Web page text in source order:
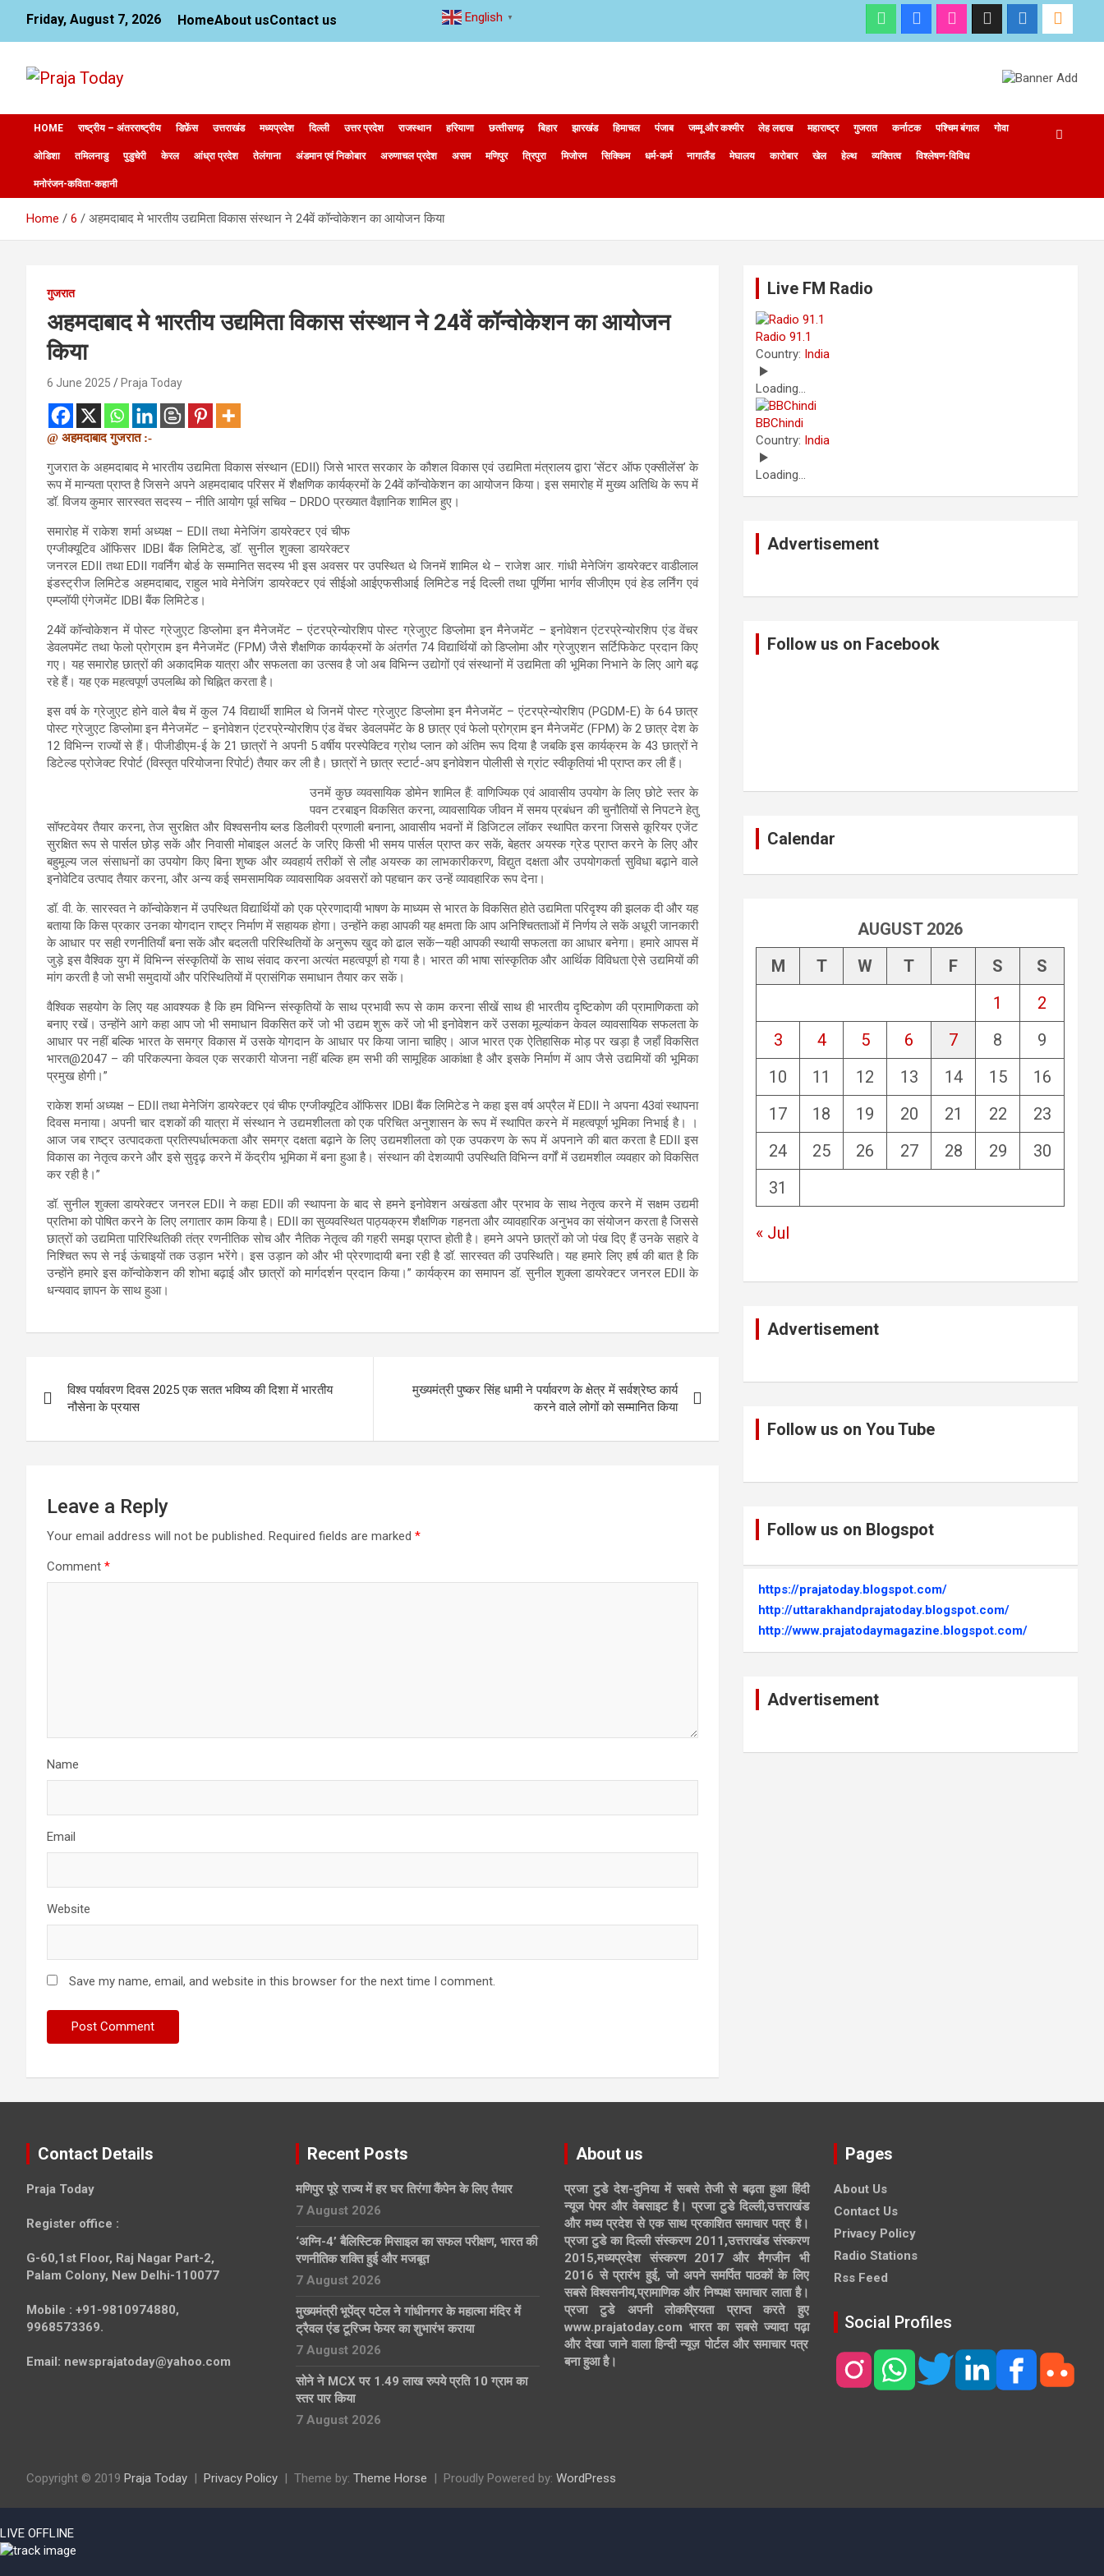
content
Friday, August 7, 2026 HomeAbout usContact us
Praja Today
HOME राष्ट्रीय – अंतरराष्ट्रीय डिफ़ेंस उत्तराखंड मध्यप्रदेश दिल्ली उत्तर प्रदेश राजस्थान हरियाणा छत्‍तीसगढ़ बिहार झारखंड हिमाचल पंजाब जम्मू और कश्मीर लेह लद्दाख महाराष्ट्र गुजरात कर्नाटक पश्चिम बंगाल गोवा
ओडिशा तमिलनाडु पुडुचेरी केरल आंध्रा प्रदेश तेलंगाना अंडमान एवं निकोबार अरुणाचल प्रदेश असम मणिपुर त्रिपुरा मिजोरम सिक्किम धर्म-कर्म नागालैंड मेघालय कारोबार खेल हेल्थ व्यक्तित्व विश्लेषण-विविध
मनोरंजन-कविता-कहानी
Home 6 अहमदाबाद मे भारतीय उद्यमिता विकास संस्थान ने 24वें कॉन्वोकेशन का आयोजन किया
गुजरात
अहमदाबाद मे भारतीय उद्यमिता विकास संस्थान ने 24वें कॉन्वोकेशन का आयोजन
किया
6 June 2025 Praja Today
@ अहमदाबाद गुजरात :-
गुजरात के अहमदाबाद मे भारतीय उद्यमिता विकास संस्थान (EDII) जिसे भारत सरकार के कौशल विकास एवं उद्यमिता मंत्रालय द्वारा ‘सेंटर ऑफ एक्सीलेंस’ के
रूप में मान्यता प्राप्त है जिसने अपने अहमदाबाद परिसर में शैक्षणिक कार्यक्रमों के 24वें कॉन्वोकेशन का आयोजन किया। इस समारोह में मुख्य अतिथि के रूप में
डॉ. विजय कुमार सारस्वत सदस्य – नीति आयोग पूर्व सचिव – DRDO प्रख्यात वैज्ञानिक शामिल हुए।
समारोह में राकेश शर्मा अध्यक्ष – EDII तथा मेनेजिंग डायरेक्टर एवं चीफ
एग्जीक्यूटिव ऑफिसर IDBI बैंक लिमिटेड, डॉ. सुनील शुक्ला डायरेक्टर
जनरल EDII तथा EDII गवर्निंग बोर्ड के सम्मानित सदस्य भी इस अवसर पर उपस्थित थे जिनमें शामिल थे – राजेश आर. गांधी मेनेजिंग डायरेक्टर वाडीलाल
इंडस्ट्रीज लिमिटेड अहमदाबाद, राहुल भावे मेनेजिंग डायरेक्टर एवं सीईओ आईएफसीआई लिमिटेड नई दिल्ली तथा पूर्णिमा भार्गव सीजीएम एवं हेड लर्निंग एवं
एम्प्लॉयी एंगेजमेंट IDBI बैंक लिमिटेड।
24वें कॉन्वोकेशन में पोस्ट ग्रेजुएट डिप्लोमा इन मैनेजमेंट – एंटरप्रेन्योरशिप पोस्ट ग्रेजुएट डिप्लोमा इन मैनेजमेंट – इनोवेशन एंटरप्रेन्योरशिप एंड वेंचर
डेवलपमेंट तथा फेलो प्रोग्राम इन मैनेजमेंट (FPM) जैसे शैक्षणिक कार्यक्रमों के अंतर्गत 74 विद्यार्थियों को डिप्लोमा और ग्रेजुएशन सर्टिफिकेट प्रदान किए
गए। यह समारोह छात्रों की अकादमिक यात्रा और सफलता का उत्सव है जो अब विभिन्न उद्योगों एवं संस्थानों में उद्यमिता की भूमिका निभाने के लिए आगे बढ़
रहे हैं। यह एक महत्वपूर्ण उपलब्धि को चिह्नित करता है।
इस वर्ष के ग्रेजुएट होने वाले बैच में कुल 74 विद्यार्थी शामिल थे जिनमें पोस्ट ग्रेजुएट डिप्लोमा इन मैनेजमेंट – एंटरप्रेन्योरशिप (PGDM-E) के 64 छात्र
पोस्ट ग्रेजुएट डिप्लोमा इन मैनेजमेंट – इनोवेशन एंटरप्रेन्योरशिप एंड वेंचर डेवलपमेंट के 8 छात्र एवं फेलो प्रोग्राम इन मैनेजमेंट (FPM) के 2 छात्र देश के
12 विभिन्न राज्यों से हैं। पीजीडीएम-ई के 21 छात्रों ने अपनी 5 वर्षीय परस्पेक्टिव ग्रोथ प्लान को अंतिम रूप दिया है जबकि इस कार्यक्रम के 43 छात्रों ने
डिटेल्ड प्रोजेक्ट रिपोर्ट (विस्तृत परियोजना रिपोर्ट) तैयार कर ली है। छात्रों ने छात्र स्टार्ट-अप इनोवेशन पोलीसी से ग्रांट स्वीकृतियां भी प्राप्त कर ली हैं।
उनमें कुछ व्यवसायिक डोमेन शामिल हैं: वाणिज्यिक एवं आवासीय उपयोग के लिए छोटे स्तर के
पवन टरबाइन विकसित करना, व्यावसायिक जीवन में समय प्रबंधन की चुनौतियों से निपटने हेतु
सॉफ्टवेयर तैयार करना, तेज सुरक्षित और विश्वसनीय ब्लड डिलीवरी प्रणाली बनाना, आवासीय भवनों में डिजिटल लॉकर स्थापित करना जिससे कूरियर एजेंट
सुरक्षित रूप से पार्सल छोड़ सकें और निवासी मोबाइल अलर्ट के जरिए किसी भी समय पार्सल प्राप्त कर सकें, बेहतर अयस्क ग्रेड प्राप्त करने के लिए और
बहुमूल्य जल संसाधनों का उपयोग किए बिना शुष्क और व्यवहार्य तरीकों से लौह अयस्क का लाभकारीकरण, विद्युत दक्षता और उपयोगकर्ता सुविधा बढ़ाने वाले
इनोवेटिव उत्पाद तैयार करना, और अन्य कई समसामयिक व्यावसायिक अवसरों को पहचान कर उन्हें व्यावहारिक रूप देना।
डॉ. वी. के. सारस्वत ने कॉन्वोकेशन में उपस्थित विद्यार्थियों को एक प्रेरणादायी भाषण के माध्यम से भारत के विकसित होते उद्यमिता परिदृश्य की झलक दी और यह
बताया कि किस प्रकार उनका योगदान राष्ट्र निर्माण में सहायक होगा। उन्होंने कहा आपकी यह क्षमता कि आप अनिश्चितताओं में निर्णय ले सकें अधूरी जानकारी
के आधार पर सही रणनीतियाँ बना सकें और बदलती परिस्थितियों के अनुरूप खुद को ढाल सकें—यही आपकी स्थायी सफलता का आधार बनेगा। हमारे आपस में
जुड़े इस वैश्विक युग में विभिन्न संस्कृतियों के साथ संवाद करना अत्यंत महत्वपूर्ण हो गया है। भारत की भाषा सांस्कृतिक और आर्थिक विविधता ऐसे उद्यमियों की
मांग करती है जो सभी समुदायों और परिस्थितियों में प्रासंगिक समाधान तैयार कर सकें।
वैश्विक सहयोग के लिए यह आवश्यक है कि हम विभिन्न संस्कृतियों के साथ प्रभावी रूप से काम करना सीखें साथ ही भारतीय दृष्टिकोण की प्रामाणिकता को
बनाए रखें। उन्होंने आगे कहा आप जो भी समाधान विकसित करें जो भी उद्यम शुरू करें जो भी इनोवेशन करें उसका मूल्यांकन केवल व्यावसायिक सफलता के
आधार पर नहीं बल्कि भारत के समग्र विकास में उसके योगदान के आधार पर किया जाना चाहिए। आज भारत एक ऐतिहासिक मोड़ पर खड़ा है जहाँ विकसित
भारत@2047 – की परिकल्पना केवल एक सरकारी योजना नहीं बल्कि हम सभी की सामूहिक आकांक्षा है और इसके निर्माण में आप जैसे उद्यमियों की भूमिका
प्रमुख होगी।”
राकेश शर्मा अध्यक्ष – EDII तथा मेनेजिंग डायरेक्टर एवं चीफ एग्जीक्यूटिव ऑफिसर IDBI बैंक लिमिटेड ने कहा इस वर्ष अप्रैल में EDII ने अपना 43वां स्थापना
दिवस मनाया। अपनी चार दशकों की यात्रा में संस्थान ने उद्यमशीलता को एक परिचित अनुशासन के रूप में स्थापित करने में महत्वपूर्ण भूमिका निभाई है। ।
आज जब राष्ट्र उत्पादकता प्रतिस्पर्धात्मकता और समग्र दक्षता बढ़ाने के लिए उद्यमशीलता को एक उपकरण के रूप में अपनाने की बात करता है EDII इस
विकास का नेतृत्व करने और इसे सुदृढ़ करने में केंद्रीय भूमिका में बना हुआ है। संस्थान की देशव्यापी उपस्थिति विभिन्न वर्गों में उद्यमशील व्यवहार को विकसित
कर रही है।”
डॉ. सुनील शुक्ला डायरेक्टर जनरल EDII ने कहा EDII की स्थापना के बाद से हमने इनोवेशन अखंडता और प्रभाव के साथ नेतृत्व करने में सक्षम उद्यमी
प्रतिभा को पोषित करने के लिए लगातार काम किया है। EDII का सुव्यवस्थित पाठ्यक्रम शैक्षणिक गहनता और व्यावहारिक अनुभव का संयोजन करता है जिससे
छात्रों को उद्यमिता पारिस्थितिकी तंत्र रणनीतिक सोच और नैतिक नेतृत्व की गहरी समझ प्राप्त होती है। हमने अपने छात्रों को जो पंख दिए हैं उनके सहारे वे
निश्चित रूप से नई ऊंचाइयों तक उड़ान भरेंगे। इस उड़ान को और भी प्रेरणादायी बना रही है डॉ. सारस्वत की उपस्थिति। यह हमारे लिए हर्ष की बात है कि
उन्होंने हमारे इस कॉन्वोकेशन की शोभा बढ़ाई और छात्रों को मार्गदर्शन प्रदान किया।” कार्यक्रम का समापन डॉ. सुनील शुक्ला डायरेक्टर जनरल EDII के
धन्यवाद ज्ञापन के साथ हुआ।
navigation
विश्व पर्यावरण दिवस 2025 एक सतत भविष्य की दिशा में भारतीय
नौसेना के प्रयास
मुख्यमंत्री पुष्कर सिंह धामी ने पर्यावरण के क्षेत्र में सर्वश्रेष्ठ कार्य
करने वाले लोगों को सम्मानित किया
Leave a Reply
Your email address will not be published. Required fields are marked *
Comment *
Name
Email
Website
Save my name, email, and website in this browser for the next time I comment.
Live FM Radio
Radio 91.1
Country: India
Loading...
BBChindi
Country: India
Loading...
Advertisement
Follow us on Facebook
Calendar
AUGUST 2026
M
T W T F S
S
1
2
3
4 5 6 7 8
9
10
11 12 13 14 15
16
17
18 19 20 21 22
23
24
25 26 27 28 29
30
31
« Jul
Advertisement
Follow us on You Tube
Follow us on Blogspot
https://prajatoday.blogspot.com/
http://uttarakhandprajatoday.blogspot.com/
http://www.prajatodaymagazine.blogspot.com/
Advertisement
Contact Details
Praja Today
Register office :
G-60,1st Floor, Raj Nagar Part-2,
Palam Colony, New Delhi-110077
Mobile : +91-9810974880,
9968573369.
Email: newsprajatoday@yahoo.com
Recent Posts
मणिपुर पूरे राज्य में हर घर तिरंगा कैंपेन के लिए तैयार
7 August 2026
‘अग्नि-4’ बैलिस्टिक मिसाइल का सफल परीक्षण, भारत की
रणनीतिक शक्ति हुई और मजबूत
7 August 2026
मुख्यमंत्री भूपेंद्र पटेल ने गांधीनगर के महात्मा मंदिर में
ट्रैवल एंड टूरिज्म फेयर का शुभारंभ कराया
7 August 2026
सोने ने MCX पर 1.49 लाख रुपये प्रति 10 ग्राम का
स्तर पार किया
7 August 2026
About us
प्रजा टुडे देश-दुनिया में सबसे तेजी से बढ़ता हुआ हिंदी
न्यूज पेपर और वेबसाइट है। प्रजा टुडे दिल्ली,उत्तराखंड
और मध्य प्रदेश से एक साथ प्रकाशित समाचार पत्र है।
प्रजा टुडे का दिल्ली संस्करण 2011,उत्तराखंड संस्करण
2015,मध्यप्रदेश संस्करण 2017 और मैगजीन भी
2016 से प्रारंभ हुई, जो अपने समर्पित पाठकों के लिए
सबसे विश्वसनीय,प्रामाणिक और निष्पक्ष समाचार लाता है।
प्रजा टुडे अपनी लोकप्रियता प्राप्त करते हुए
www.prajatoday.com भारत का सबसे ज्यादा पढ़ा
और देखा जाने वाला हिन्दी न्यूज़ पोर्टल और समाचार पत्र
बना हुआ है।
Pages
About Us
Contact Us
Privacy Policy
Radio Stations
Rss Feed
Social Profiles
Copyright © 2019 Praja Today Privacy Policy Theme by: Theme Horse Proudly Powered by: WordPress
English ▼
LIVE OFFLINE